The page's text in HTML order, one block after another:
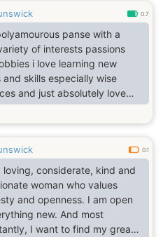
0.7
panse with a
of interests passions
i love learning new
and skills especially wise
and just absolutely love
bbws and ssbbws hope
chat sometime
0.1
loving, considerate, kind and
woman who values
and openness. I am open
new. And most
I want to find my great